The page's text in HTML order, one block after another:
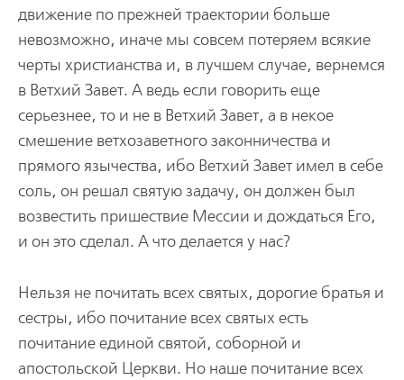
движение по прежней траектории больше
невозможно, иначе мы совсем потеряем всякие
черты христианства и, в лучшем случае, вернемся
в Ветхий Завет. А ведь если говорить еще
серьезнее, то и не в Ветхий Завет, а в некое
смешение ветхозаветного законничества и
прямого язычества, ибо Ветхий Завет имел в себе
соль, он решал святую задачу, он должен был
возвестить пришествие Мессии и дождаться Его,
и он это сделал. А что делается у нас?
Нельзя не почитать всех святых, дорогие братья и
сестры, ибо почитание всех святых есть
почитание единой святой, соборной и
апостольской Церкви. Но наше почитание всех